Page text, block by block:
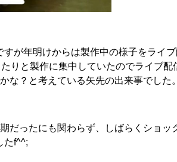
が年明けからは製作中の様子をライブ
りと製作に集中していたのでライブ配
な？と考えている矢先の出来事でした。
だったにも関わらず、しばらくショッ
たf^^;